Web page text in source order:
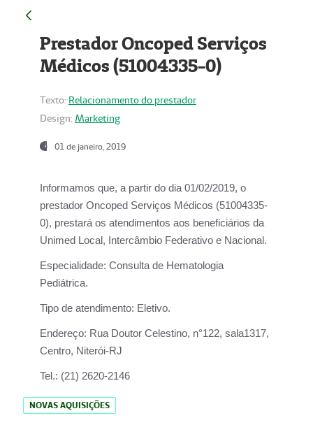
Prestador Oncoped Serviços
Médicos (51004335-0)
Texto: Relacionamento do prestador
Design: Marketing
01 de janeiro, 2019
Informamos que, a partir do dia 01/02/2019, o
prestador Oncoped Serviços Médicos (51004335-
0), prestará os atendimentos aos beneficiários da
Unimed Local, Intercâmbio Federativo e Nacional.
Especialidade: Consulta de Hematologia
Pediátrica.
Tipo de atendimento: Eletivo.
Endereço: Rua Doutor Celestino, n°122, sala1317,
Centro, Niterói-RJ
Tel.: (21) 2620-2146
NOVAS AQUISIÇÕES